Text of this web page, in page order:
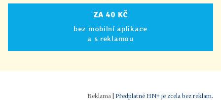
ZA 40 KČ
bez mobilní aplikace
a s reklamou
| Předplatné HN+ je zcela bez reklam.